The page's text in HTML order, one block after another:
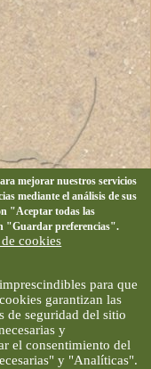
mejorar nuestros servicios
mediante el análisis de sus
"Aceptar todas las
"Guardar preferencias".
cookies
para que
garantizan las
de seguridad del sitio
y
el consentimiento del
y "Analíticas".